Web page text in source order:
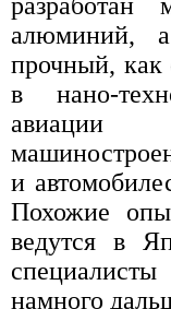
алюминий,
прочный, как
в нано-
и
Похожие
ведутся в
намного